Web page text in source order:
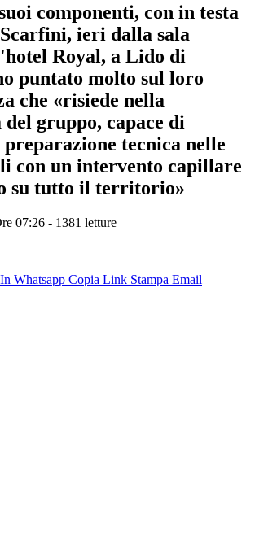
componenti, con in testa
ieri dalla sala
Royal, a Lido di
puntato molto sul loro
che «risiede nella
del gruppo, capace di
tecnica nelle
con un intervento capillare
su tutto il territorio»
07:26 - 1381 letture
Whatsapp Copia Link Stampa Email